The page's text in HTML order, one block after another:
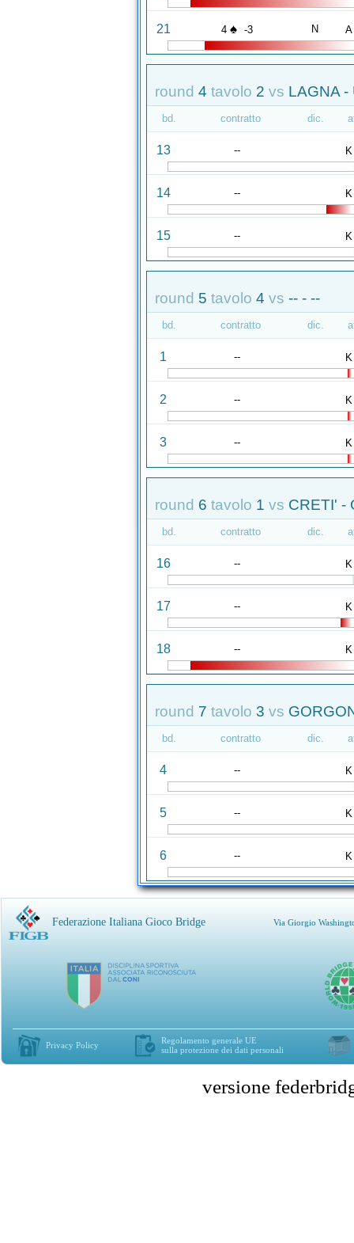
21 4 ♠ -3 N A
round 4 tavolo 2 vs LAGNA -
bd. contratto dic.
13 -- K
14 -- K
15 -- K
round 5 tavolo 4 vs -- - --
bd. contratto dic.
1 -- K
2 -- K
3 -- K
round 6 tavolo 1 vs CRETI' -
bd. contratto dic.
16 -- K
17 -- K
18 -- K
round 7 tavolo 3 vs
bd. contratto dic.
4 -- K
5 -- K
6 -- K
Federazione Italiana Gioco Bridge Via Giorgio
Privacy Policy
Regolamento generale UE
sulla protezione dei dati personali
versione